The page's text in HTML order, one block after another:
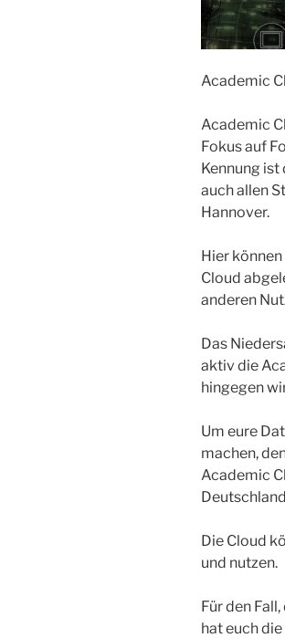
Academic
Academic
Fokus auf
Kennung
auch allen
Hannover.
Hier
Cloud
anderen
Das
aktiv die
hingegen
Um eure
machen,
Academic
Die Cloud
und nutzen.
Für den
hat euch